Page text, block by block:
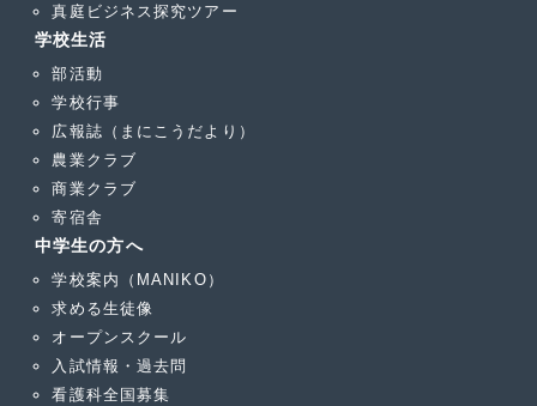
真庭ビジネス探究ツアー
学校生活
部活動
学校行事
広報誌（まにこうだより）
農業クラブ
商業クラブ
寄宿舎
中学生の方へ
学校案内（MANIKO）
求める生徒像
オープンスクール
入試情報・過去問
看護科全国募集